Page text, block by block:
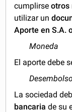
cumplirseotros
utilizar un
Aporte en S.A.
Moneda
El aporte debe
La sociedad
bancaria de su